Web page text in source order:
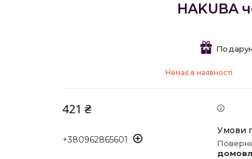
HAKUBA
Немає в наявності
421 ₴
+380962865601